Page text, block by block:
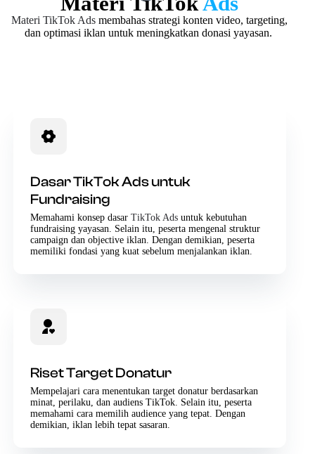
Materi TikTok Ads membahas strategi konten video, targeting,
dan optimasi iklan untuk meningkatkan donasi yayasan.
Dasar TikTok Ads untuk
Fundraising
Memahami konsep dasar TikTok Ads untuk kebutuhan
fundraising yayasan. Selain itu, peserta mengenal struktur
campaign dan objective iklan. Dengan demikian, peserta
memiliki fondasi yang kuat sebelum menjalankan iklan.
Riset Target Donatur
Mempelajari cara menentukan target donatur berdasarkan
minat, perilaku, dan audiens TikTok. Selain itu, peserta
memahami cara memilih audience yang tepat. Dengan
demikian, iklan lebih tepat sasaran.